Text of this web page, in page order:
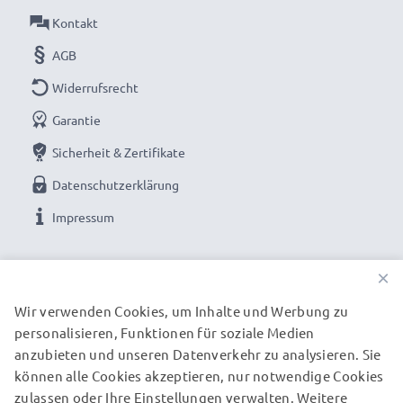
modernster Lithium Zellen ohne Memory-Effekt
Lange Akku-Lebensdauer und geprüfte Zellen:
Akku für Galaxy Tab A 8.0 Tablet PC
✔ 100% kompatibler Ersatz für Samsung EB-
BT355ABA Original-Akku
✔ Langanhaltend gleichbleibende Leistung -
hochwertige Zellen für bis zu 1000 Ladezyklen
✔ Regelmäßige, umfassende Tests - Jede der
Gerne genutzt als Reserveakku oder Tauschakku – der
Austausch-Akku von subtel bietet eine leistungsfähige
und sichere Stromversorgung zu einem günstigen
Kontakt
AGB
Widerrufsrecht
Garantie
Sicherheit & Zertifikate
Datenschutzerklärung
Impressum
UNSERE VERSANDPARTNER
×
Wir verwenden Cookies, um Inhalte und Werbung zu
personalisieren, Funktionen für soziale Medien
anzubieten und unseren Datenverkehr zu analysieren. Sie
können alle Cookies akzeptieren, nur notwendige Cookies
zulassen oder Ihre Einstellungen verwalten. Weitere